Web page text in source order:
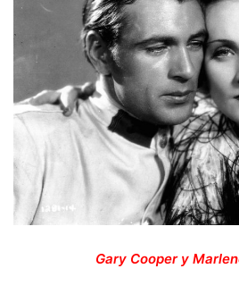
Gary Cooper y